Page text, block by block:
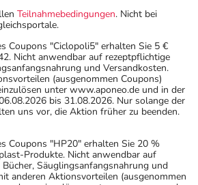
Teilnahmebedingungen. Nicht bei
Coupons "Ciclopoli5" erhalten Sie 5 €
Nicht anwendbar auf rezeptpflichtige
und Versandkosten.
(ausgenommen Coupons)
unter www.aponeo.de und in der
bis 31.08.2026. Nur solange der
uns vor, die Aktion früher zu beenden.
Coupons "HP20" erhalten Sie 20 %
Produkte. Nicht anwendbar auf
Säuglingsanfangsnahrung und
anderen Aktionsvorteilen (ausgenommen